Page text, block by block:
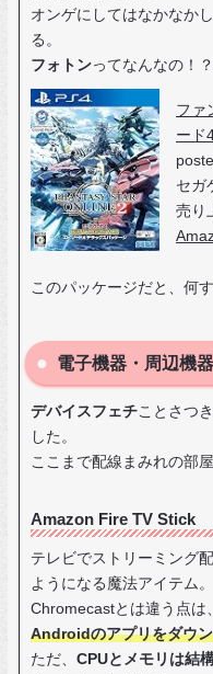
オンゲにしてはなかなか
る。
フォトンってなんなの！
ファ
ード
セガ
売り
このパッケージだと、何
電子機器・周辺機器
デバイスフェチことさつ
した。
ここまで配線まみれの部
Amazon Fire TV Stick
テレビでストリーミング
ようになる魔法アイテム。
Chromecastとは違う点は
Androidのアプリをダウ
ただ、 CPUとメモリは結